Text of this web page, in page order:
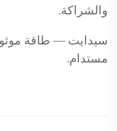
والشراكة.
سيدايت — طاقة
مستدام.